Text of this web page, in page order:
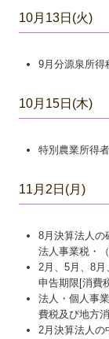
10月13日(火)
9月分源泉所得
10月15日(木)
特別農業所得
11月2日(月)
8月決算法人の
法人事業税・
2月、5月、8
申告期限[消費
法人・個人事
費税及び地方
2月決算法人の